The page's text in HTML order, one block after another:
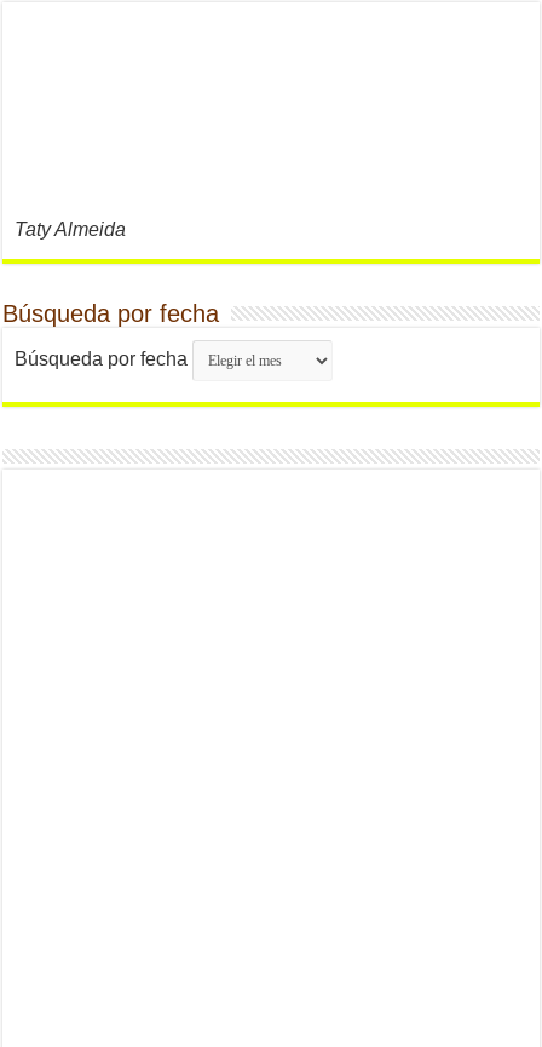
Taty Almeida
Búsqueda por fecha
Búsqueda por fecha